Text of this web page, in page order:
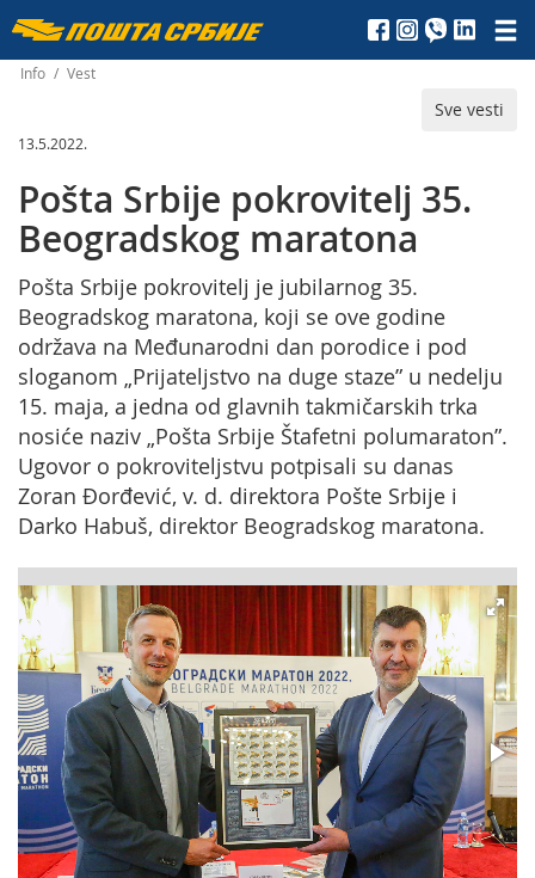
Пошта
Србије
д.о.о.
Info / Vest
Sve vesti
13.5.2022.
Pošta Srbije pokrovitelj 35.
Beogradskog maratona
Pošta Srbije pokrovitelj je jubilarnog 35.
Beogradskog maratona, koji se ove godine
održava na Međunarodni dan porodice i pod
sloganom „Prijateljstvo na duge staze” u nedelju
15. maja, a jedna od glavnih takmičarskih trka
nosiće naziv „Pošta Srbije Štafetni polumaraton”.
Ugovor o pokroviteljstvu potpisali su danas
Zoran Đorđević, v. d. direktora Pošte Srbije i
Darko Habuš, direktor Beogradskog maratona.